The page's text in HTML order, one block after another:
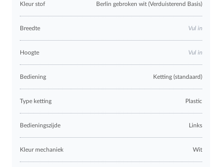
Kleur stof Berlin gebroken wit (Verduisterend Basis)
Breedte Vul in
Hoogte Vul in
Bediening Ketting (standaard)
Type ketting Plastic
Bedieningszijde Links
Kleur mechaniek Wit